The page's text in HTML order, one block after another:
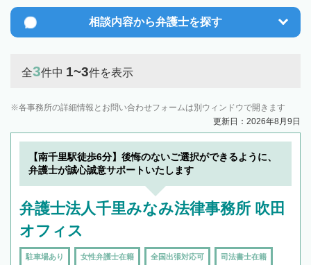
相談内容から弁護士を探す
全3件中 1~3件を表示
各事務所の詳細情報とお問い合わせフォームは別ウィンドウで開きます
更新日：2026年8月9日
【南千里駅徒歩6分】後悔のないご選択ができるように、
弁護士が誠心誠意サポートいたします
弁護士法人千里みなみ法律事務所 吹田
オフィス
駐車場あり 女性弁護士在籍 全国出張対応可 司法書士在籍